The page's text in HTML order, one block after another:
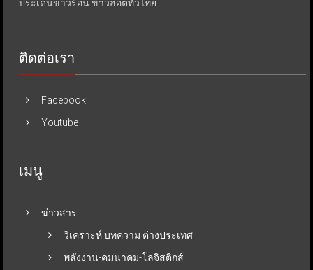
ประเด็นข่าวร้อน ข่าวฮอตทั่วไทย.
ติดต่อเรา
Facebook
Youtube
เมนู
ข่าวสาร
วิเคราะห์ บทความ ต่างประเทศ
พลังงาน-คมนาคม-โลจิสติกส์